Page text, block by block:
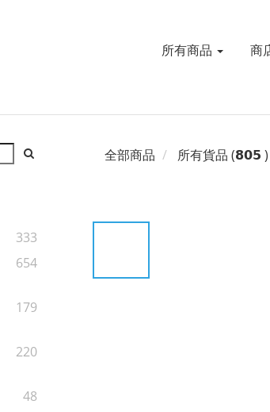
所有商品 商
333
654
179
220
48
全部商品 所有貨品 (𝟴𝟬𝟱 )